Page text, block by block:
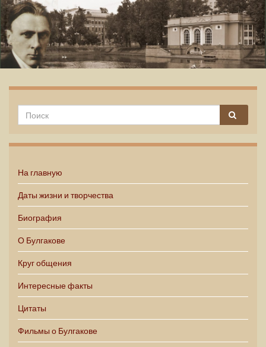
На главную
Даты жизни и творчества
Биография
О Булгакове
Круг общения
Интересные факты
Цитаты
Фильмы о Булгакове